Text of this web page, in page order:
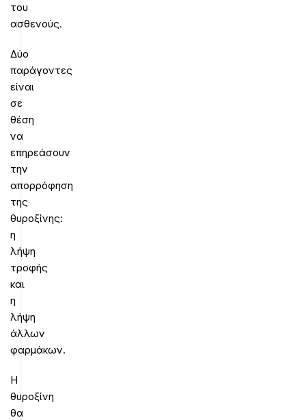
του
ασθενούς.
Δύο
παράγοντες
είναι
σε
θέση
να
επηρεάσουν
την
απορρόφηση
της
θυροξίνης:
η
λήψη
τροφής
και
η
λήψη
άλλων
φαρμάκων.
Η
θυροξίνη
θα